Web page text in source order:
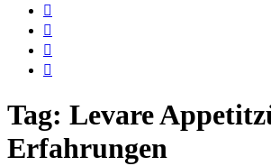
Tag: Levare
Erfahrungen